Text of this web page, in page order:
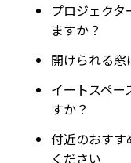
プロジェク
ますか？
開けられる窓
イートスペー
すか？
付近のおすす
ください